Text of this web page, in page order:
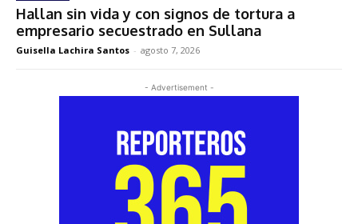
Hallan sin vida y con signos de tortura a
empresario secuestrado en Sullana
Guisella Lachira Santos - agosto 7, 2026
- Advertisement -